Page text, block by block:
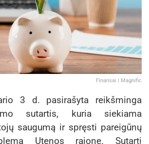
Finansai | Magnific
3 d. pasirašyta reikšminga
sutartis, kuria siekiama
saugumą ir spręsti pareigūnų
Utenos rajone. Sutartį